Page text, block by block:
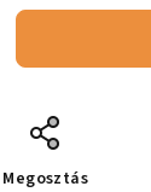
Megosztás